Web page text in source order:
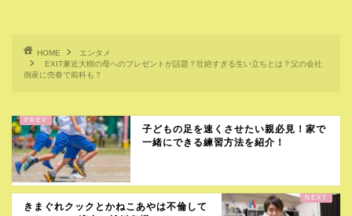
HOME
エンタメ
EXIT兼近大樹の母へのプレゼントが話題？壮絶すぎる生い立ちとは？父の会社
倒産に売春で前科も？
子どもの足を速くさせたい親必見！家で
一緒にできる練習方法を紹介！
きまぐれクックとかねこあやは不倫して